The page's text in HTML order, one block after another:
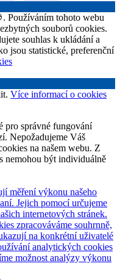
Používáním tohoto webu
souborů cookies.
souhlas k ukládání a
jsou statistické, preferenční
Více informací o cookies
pro správné fungování
Nepožadujeme Váš
na našem webu. Z
nemohou být individuálně
měření výkonu našeho
Jejich pomocí určujeme
internetových stránek.
zpracováváme souhrnně,
na konkrétní uživatelé
analytických cookies
možnost analýzy výkonu